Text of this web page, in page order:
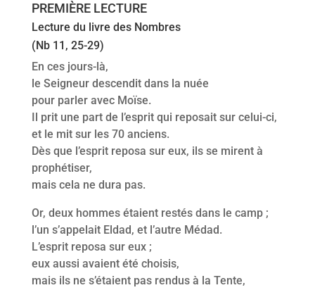
PREMIÈRE LECTURE
Lecture du livre des Nombres
(Nb 11, 25-29)
En ces jours-là,
le Seigneur descendit dans la nuée
pour parler avec Moïse.
Il prit une part de l’esprit qui reposait sur celui-ci,
et le mit sur les 70 anciens.
Dès que l’esprit reposa sur eux, ils se mirent à
prophétiser,
mais cela ne dura pas.
Or, deux hommes étaient restés dans le camp ;
l’un s’appelait Eldad, et l’autre Médad.
L’esprit reposa sur eux ;
eux aussi avaient été choisis,
mais ils ne s’étaient pas rendus à la Tente,